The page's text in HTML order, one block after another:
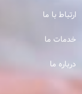
ارتباط با ما
خدمات ما
درباره ما